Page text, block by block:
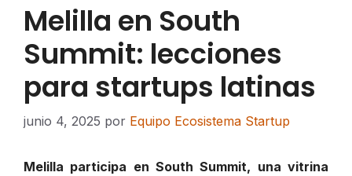
Melilla en South
Summit: lecciones
para startups latinas
junio 4, 2025 por Equipo Ecosistema Startup
Melilla participa en South Summit, una vitrina